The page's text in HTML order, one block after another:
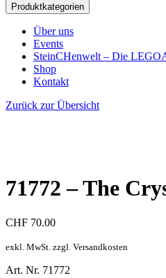
Produktkategorien
Über uns
Events
SteinCHenwelt – Die
Shop
Kontakt
Zurück zur Übersicht
71772 – The
CHF 70.00
exkl. MwSt. zzgl. Versandkosten
Art. Nr. 71772